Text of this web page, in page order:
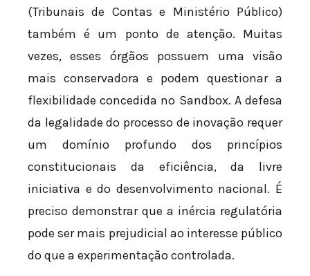
(Tribunais de Contas e Ministério Público)
também é um ponto de atenção. Muitas
vezes, esses órgãos possuem uma visão
mais conservadora e podem questionar a
flexibilidade concedida no Sandbox. A defesa
da legalidade do processo de inovação requer
um domínio profundo dos princípios
constitucionais da eficiência, da livre
iniciativa e do desenvolvimento nacional. É
preciso demonstrar que a inércia regulatória
pode ser mais prejudicial ao interesse público
do que a experimentação controlada.